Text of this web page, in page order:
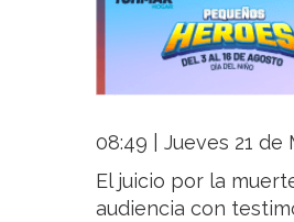
08:49 | Jueves 21
El juicio por la
audiencia con